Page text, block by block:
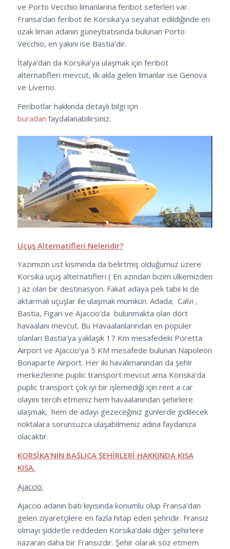
ve Porto Vecchio limanlarına feribot seferleri var.
Fransa’dan feribot ile Korsika’ya seyahat edildiğinde en
uzak liman adanın güneybatısında bulunan Porto
Vecchio, en yakını ise Bastia’dır.
İtalya’dan da Korsika’ya ulaşmak için feribot
alternatifleri mevcut, ilk akla gelen limanlar ise Genova
ve Liverno.
Feribotlar hakkında detaylı bilgi için
buradan faydalanabilirsiniz.
Uçuş Alternatifleri Neleridir?
Yazımızın üst kısmında da belirtmiş olduğumuz üzere
Korsika uçuş alternatifleri ( En azından bizim ülkemizden
) az olan bir destinasyon. Fakat adaya pek tabii ki de
aktarmalı uçuşlar ile ulaşmak mümkün. Adada; Calvi ,
Bastia, Figari ve Ajaccio’da bulunmakta olan dört
havaalanı mevcut. Bu Havaalanlarından en popüler
olanları Bastia’ya yaklaşık 17 Km mesafedeki Poretta
Airport ve Ajaccio’ya 5 KM mesafede bulunan Napoleon
Bonaparte Airport. Her iki havalimanından da şehir
merkezlerine puplic transport mevcut ama Koriska’da
puplic transport çok iyi bir işlemediği için rent a car
olayını tercih etmeniz hem havaalanından şehirlere
ulaşmak, hem de adayı gezeceğiniz günlerde gidilecek
noktalara sorunsuzca ulaşabilmeniz adına faydanıza
olacaktır.
KORSİKA’NIN BAŞLICA ŞEHİRLERİ HAKKINDA KISA
KISA.
Ajaccio:
Ajaccio adanın batı kıyısında konumlu olup Fransa’dan
gelen ziyaretçilere en fazla hitap eden şehridir. Fransız
olmayı şiddetle reddeden Korsika’daki diğer şehirlere
nazaran daha bir Fransızdır. Şehir olarak söz etmem